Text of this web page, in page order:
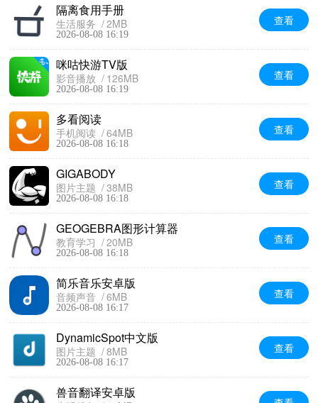
隔离食用手册
生活服务 2MB
2026-08-08 16:19
查看
咪咕快游TV版
影音播放 126MB
2026-08-08 16:19
查看
多看阅读
手机阅读 64MB
2026-08-08 16:18
查看
GIGABODY
图片主题 38MB
2026-08-08 16:18
查看
GEOGEBRA图形计算器
教育学习 20MB
2026-08-08 16:18
查看
简乐音乐安卓版
音频声音 6MB
2026-08-08 16:17
查看
DynamicSpot中文版
图片主题 8MB
2026-08-08 16:17
查看
兽音翻译安卓版